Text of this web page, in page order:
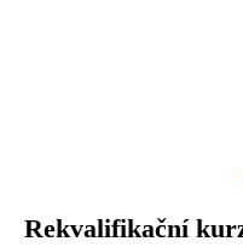
Rekvalifikační